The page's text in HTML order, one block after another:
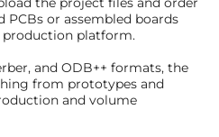
or assembled boards
production platform.
and ODB++ formats, the
from prototypes and
and volume